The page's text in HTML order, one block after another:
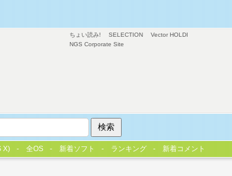
ちょい読み! SELECTION
Vector HOLDI
NGS Corporate Site
X) 全OS 新着ソフト ランキング 新着コメント